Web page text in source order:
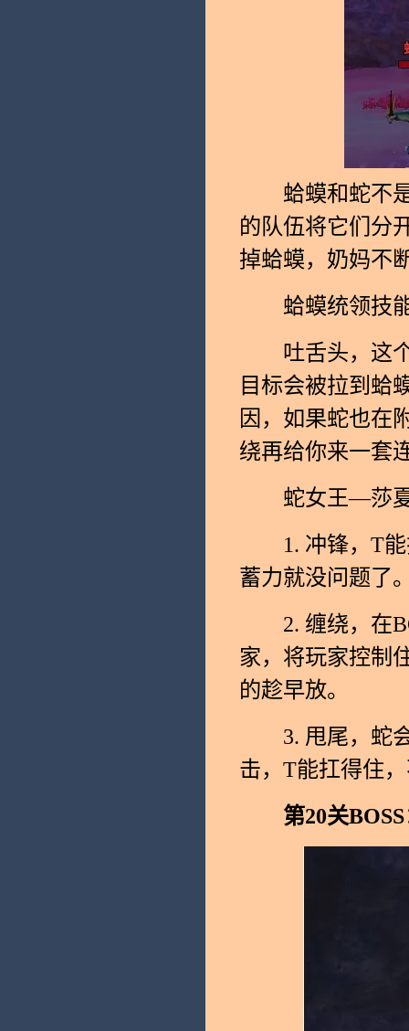
蛤蟆和蛇不是
的队伍将它们分
掉蛤蟆，奶妈不
蛤蟆统领技
吐舌头，这个
目标会被拉到蛤
因，如果蛇也在
绕再给你来一套
蛇女王—莎夏
1. 冲锋，T能
蓄力就没问题了
2. 缠绕，在
家，将玩家控制
的趁早放。
3. 甩尾，蛇会
击，T能扛得住
第20关BOSS